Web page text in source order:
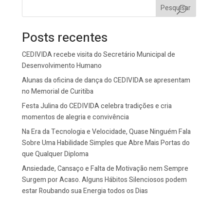
Pesquisar
Posts recentes
CEDIVIDA recebe visita do Secretário Municipal de
Desenvolvimento Humano
Alunas da oficina de dança do CEDIVIDA se apresentam
no Memorial de Curitiba
Festa Julina do CEDIVIDA celebra tradições e cria
momentos de alegria e convivência
Na Era da Tecnologia e Velocidade, Quase Ninguém Fala
Sobre Uma Habilidade Simples que Abre Mais Portas do
que Qualquer Diploma
Ansiedade, Cansaço e Falta de Motivação nem Sempre
Surgem por Acaso. Alguns Hábitos Silenciosos podem
estar Roubando sua Energia todos os Dias